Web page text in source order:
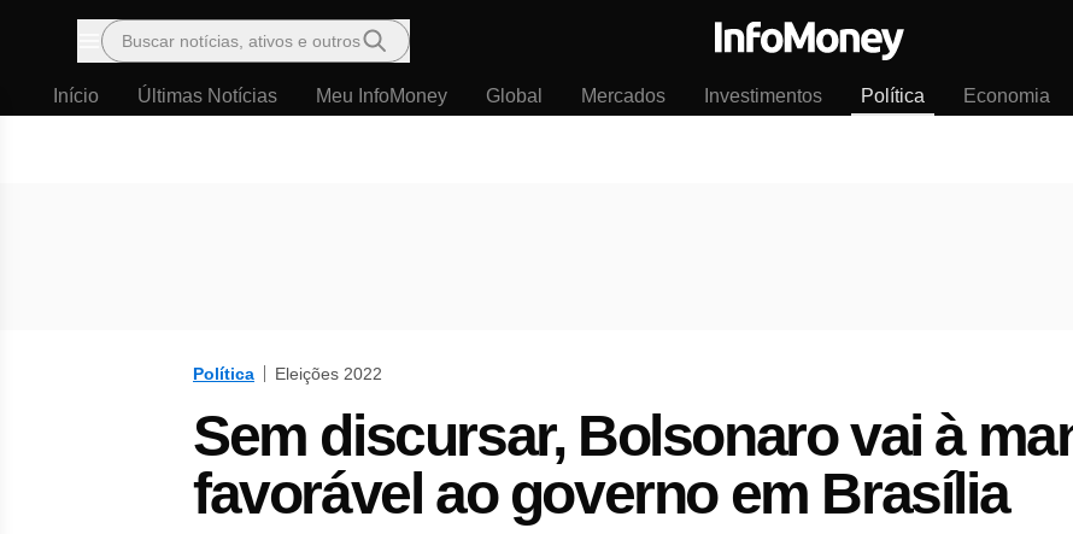
Menu
Buscar notícias, ativos e outros
Início Últimas Notícias Meu InfoMoney Global Mercados Investimentos Política Economia
Política Eleições 2022
Sem discursar, Bolsonaro vai à
favorável ao governo em Brasília